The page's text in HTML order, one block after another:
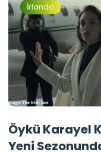
İrlanda
Öykü Karayel
Yeni